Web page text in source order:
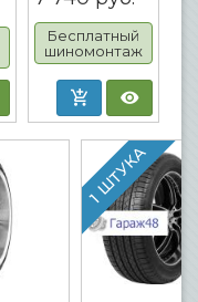
Бесплатный
шиномонтаж
1 ШТУКА